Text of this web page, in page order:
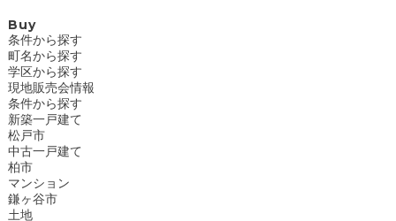
Buy
条件から探す
町名から探す
学区から探す
現地販売会情報
条件から探す
新築一戸建て
松戸市
中古一戸建て
柏市
マンション
鎌ヶ谷市
土地